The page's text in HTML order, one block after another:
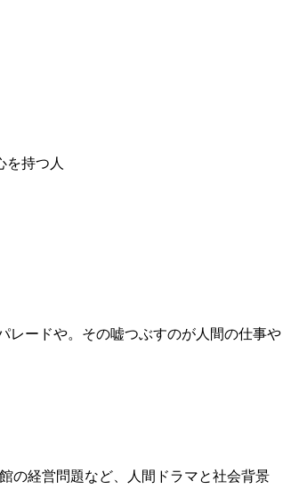
を持つ人
レードや。その嘘つぶすのが人間の仕事や
の経営問題など、人間ドラマと社会背景